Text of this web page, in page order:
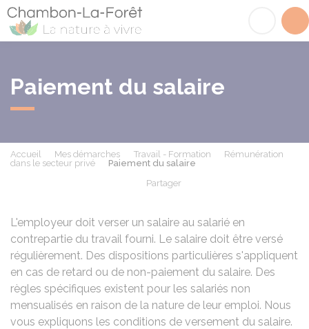
Paiement du salaire
Accueil Mes démarches Travail - Formation
Rémunération
dans le secteur privé
Paiement du salaire
Partager
L'employeur doit verser un salaire au salarié en
contrepartie du travail fourni. Le salaire doit être versé
régulièrement. Des dispositions particulières s'appliquent
en cas de retard ou de non-paiement du salaire. Des
règles spécifiques existent pour les salariés non
mensualisés en raison de la nature de leur emploi. Nous
vous expliquons les conditions de versement du salaire.